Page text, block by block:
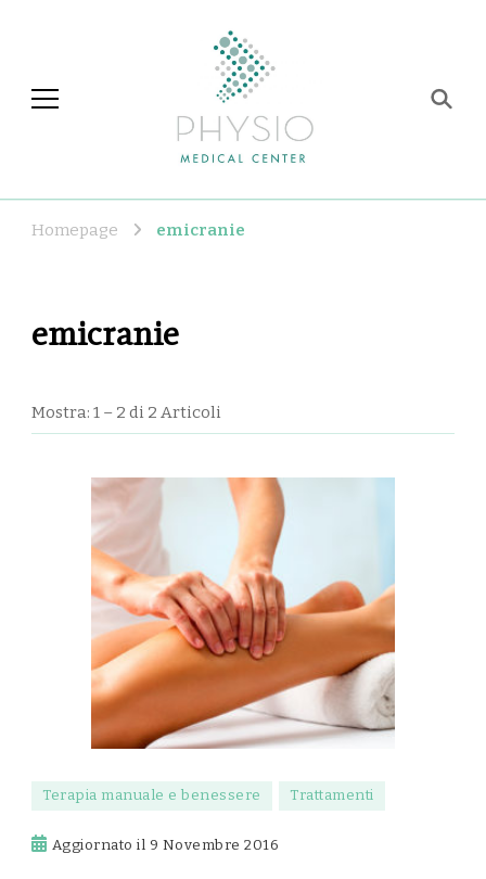
Homepage emicranie
emicranie
Mostra: 1 – 2 di 2 Articoli
Aggiornato il 9 Novembre 2016
Terapia manuale e benessere Trattamenti